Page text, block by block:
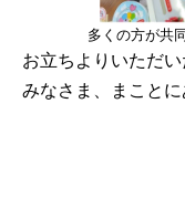
多くの方が共
お立ちよりいただ
みなさま、まことに